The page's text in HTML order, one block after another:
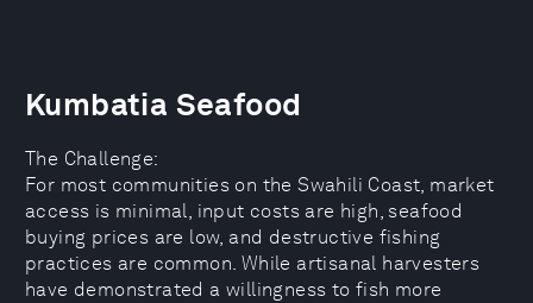
Kumbatia Seafood
The Challenge:
For most communities on the Swahili Coast, market
access is minimal, input costs are high, seafood
buying prices are low, and destructive fishing
practices are common. While artisanal harvesters
have demonstrated a willingness to fish more